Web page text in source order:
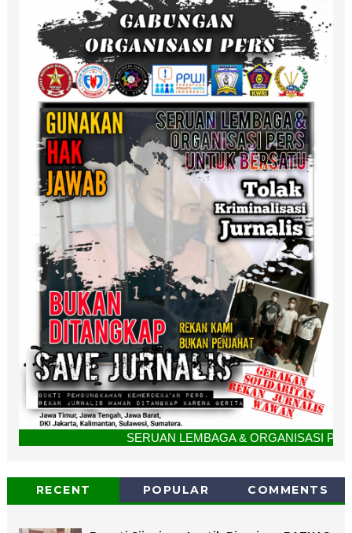
SERUAN LEMBAGA & ORGANISASI PERS UNTUK
RECENT POPULAR COMMENTS